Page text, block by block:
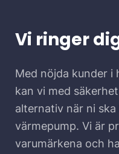
Vi ringer
Med nöjda kunder i
kan vi med
alternativ när ni
värmepump. Vi är
varumärkena och